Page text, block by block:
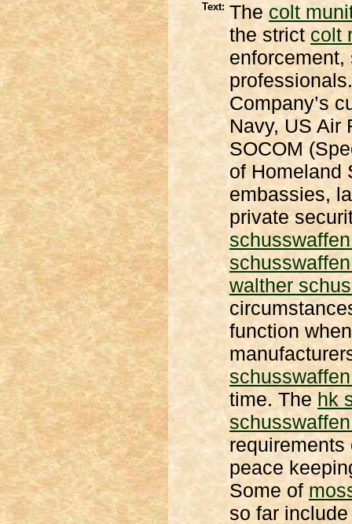
Text: The colt
the strict colt
Company’s
Navy, US Air
SOCOM
of Homeland
embassies,
private
walther
function
time. The hk
requirements
peace
Some of
so far